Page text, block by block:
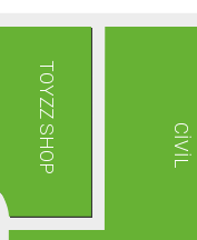
CİVİL
TOYZZ SHOP